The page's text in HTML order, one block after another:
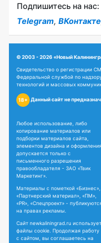
Подпишитесь на нас:
Telegram, ВКонтакте
© 2003 - 2026 «Новый
Свидетельство о регистрации
Федеральной службой по
технологий и массовых
18+ Данный сайт не
Любое использование, либо
копирование материалов или
подборки материалов сайта,
элементов дизайна и оформления
допускается только с
письменного разрешения
правообладателя - ЗАО «Твик
Маркетинг».
Материалы с пометкой «Бизнес»,
«Партнерский материал», «ПМ»,
«PR», «Спецпроект» -
на правах рекламы.
Сайт newkaliningrad.ru использует
файлы cookie. Продолжая работу
с сайтом, вы соглашаетесь на